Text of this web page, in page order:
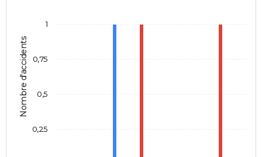
Nombre d'accidents
1
0,25
0,5
0,75